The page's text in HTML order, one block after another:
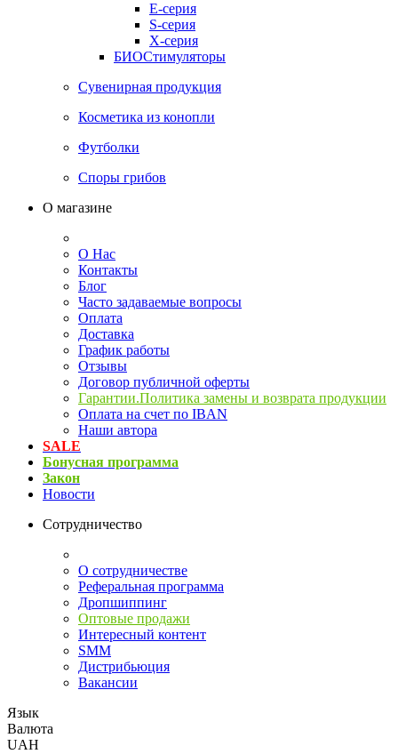
E-серия
S-серия
X-серия
БИОСтимуляторы
Сувенирная продукция
Косметика из конопли
Футболки
Споры грибов
О магазине
О Нас
Контакты
Блог
Часто задаваемые вопросы
Оплата
Доставка
График работы
Отзывы
Договор публичной оферты
Гарантии.Политика замены и возврата продукции
Оплата на счет по IBAN
Наши автора
SALE
Бонусная программа
Закон
Новости
Сотрудничество
О сотрудничестве
Реферальная программа
Дропшиппинг
Оптовые продажи
Интересный контент
SMM
Дистрибьюция
Вакансии
Язык
Валюта
UAH